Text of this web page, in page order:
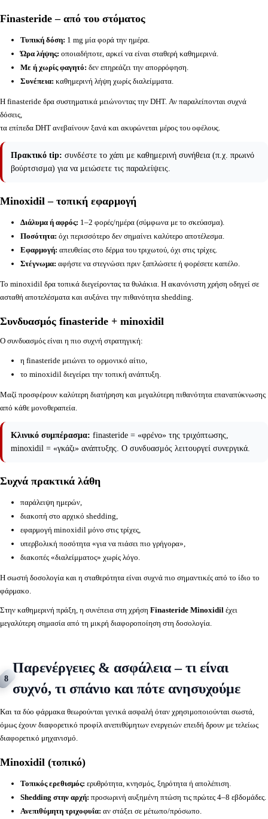
Finasteride – από του στόματος
Τυπική δόση: 1 mg μία φορά την ημέρα.
Ώρα λήψης: οποιαδήποτε, αρκεί να είναι σταθερή καθημερινά.
Με ή χωρίς φαγητό: δεν επηρεάζει την απορρόφηση.
Συνέπεια: καθημερινή λήψη χωρίς διαλείμματα.
Η finasteride δρα συστηματικά μειώνοντας την DHT. Αν παραλείπονται συχνά
δόσεις,
τα επίπεδα DHT ανεβαίνουν ξανά και ακυρώνεται μέρος του οφέλους.
Πρακτικό tip: συνδέστε το χάπι με καθημερινή συνήθεια (π.χ. πρωινό
βούρτσισμα) για να μειώσετε τις παραλείψεις.
Minoxidil – τοπική εφαρμογή
Διάλυμα ή αφρός: 1–2 φορές/ημέρα (σύμφωνα με το σκεύασμα).
Ποσότητα: όχι περισσότερο δεν σημαίνει καλύτερο αποτέλεσμα.
Εφαρμογή: απευθείας στο δέρμα του τριχωτού, όχι στις τρίχες.
Στέγνωμα: αφήστε να στεγνώσει πριν ξαπλώσετε ή φορέσετε καπέλο.
Το minoxidil δρα τοπικά διεγείροντας τα θυλάκια. Η ακανόνιστη χρήση οδηγεί σε
ασταθή αποτελέσματα και αυξάνει την πιθανότητα shedding.
Συνδυασμός finasteride + minoxidil
Ο συνδυασμός είναι η πιο συχνή στρατηγική:
η finasteride μειώνει το ορμονικό αίτιο,
το minoxidil διεγείρει την τοπική ανάπτυξη.
Μαζί προσφέρουν καλύτερη διατήρηση και μεγαλύτερη πιθανότητα επαναπύκνωσης
από κάθε μονοθεραπεία.
Κλινικό συμπέρασμα: finasteride = «φρένο» της τριχόπτωσης,
minoxidil = «γκάζι» ανάπτυξης. Ο συνδυασμός λειτουργεί συνεργικά.
Συχνά πρακτικά λάθη
παράλειψη ημερών,
διακοπή στο αρχικό shedding,
εφαρμογή minoxidil μόνο στις τρίχες,
υπερβολική ποσότητα «για να πιάσει πιο γρήγορα»,
διακοπές «διαλείμματος» χωρίς λόγο.
Η σωστή δοσολογία και η σταθερότητα είναι συχνά πιο σημαντικές από το ίδιο το
φάρμακο.
Στην καθημερινή πράξη, η συνέπεια στη χρήση Finasteride Minoxidil έχει
μεγαλύτερη σημασία από τη μικρή διαφοροποίηση στη δοσολογία.
8
Παρενέργειες & ασφάλεια – τι είναι
συχνό, τι σπάνιο και πότε ανησυχούμε
Και τα δύο φάρμακα θεωρούνται γενικά ασφαλή όταν χρησιμοποιούνται σωστά,
όμως έχουν διαφορετικό προφίλ ανεπιθύμητων ενεργειών επειδή δρουν με τελείως
διαφορετικό μηχανισμό.
Minoxidil (τοπικό)
Τοπικός ερεθισμός: ερυθρότητα, κνησμός, ξηρότητα ή απολέπιση.
Shedding στην αρχή: προσωρινή αυξημένη πτώση τις πρώτες 4–8 εβδομάδες.
Ανεπιθύμητη τριχοφυΐα: αν στάξει σε μέτωπο/πρόσωπο.